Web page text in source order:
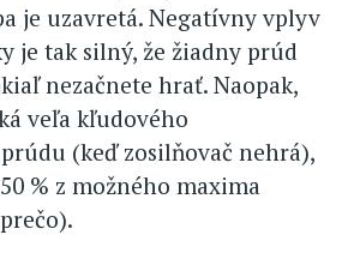
je uzavretá. Negatívny vplyv
je tak silný, že žiadny prúd
nezačnete hrať. Naopak,
veľa kľudového
(keď zosilňovač nehrá),
% z možného maxima